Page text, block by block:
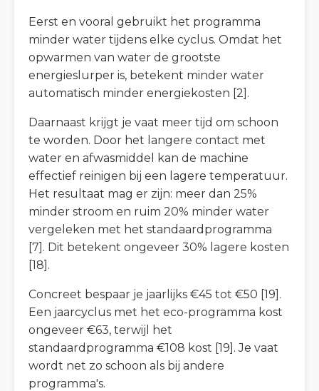
Eerst en vooral gebruikt het programma
minder water tijdens elke cyclus. Omdat het
opwarmen van water de grootste
energieslurper is, betekent minder water
automatisch minder energiekosten [2].
Daarnaast krijgt je vaat meer tijd om schoon
te worden. Door het langere contact met
water en afwasmiddel kan de machine
effectief reinigen bij een lagere temperatuur.
Het resultaat mag er zijn: meer dan 25%
minder stroom en ruim 20% minder water
vergeleken met het standaardprogramma
[7]. Dit betekent ongeveer 30% lagere kosten
[18].
Concreet bespaar je jaarlijks €45 tot €50 [19].
Een jaarcyclus met het eco-programma kost
ongeveer €63, terwijl het
standaardprogramma €108 kost [19]. Je vaat
wordt net zo schoon als bij andere
programma's.